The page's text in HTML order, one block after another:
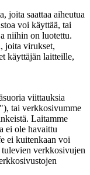
joita saattaa aiheutua
voi käyttää, tai
niihin on luotettu.
joita virukset,
käyttäjän laitteille,
viittauksia
tai verkkosivumme
Laitamme
ei ole havaittu
ei kuitenkaan voi
verkkosivujen